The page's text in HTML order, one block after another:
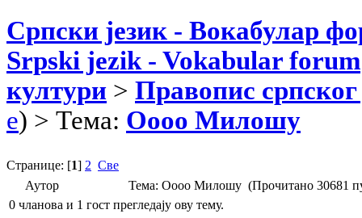
Српски језик - Вокабулар
Srpski jezik - Vokabular forum
култури > Правопис српског
e) > Тема: Оооо Милошу
Странице: [1] 2 Све
Аутор
Тема: Оооо Милошу (Прочитано 30681
0 чланова и 1 гост прегледају ову тему.